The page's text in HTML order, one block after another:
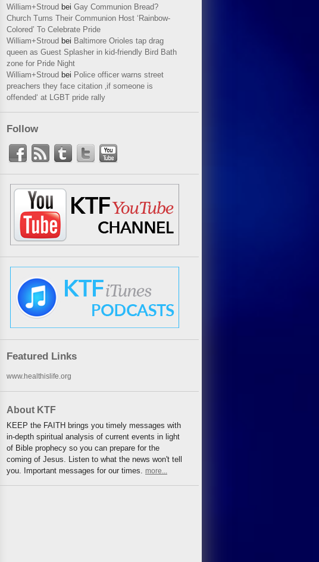
William+Stroud bei Gay Communion Bread?
Church Turns Their Communion Host ‘Rainbow-
Colored’ To Celebrate Pride
William+Stroud bei Baltimore Orioles tap drag
queen as Guest Splasher in kid-friendly Bird Bath
zone for Pride Night
William+Stroud bei Police officer warns street
preachers they face citation ‚if someone is
offended‘ at LGBT pride rally
Follow
Featured Links
www.healthislife.org
About KTF
KEEP the FAITH brings you timely messages with
in-depth spiritual analysis of current events in light
of Bible prophecy so you can prepare for the
coming of Jesus. Listen to what the news won't tell
you. Important messages for our times. more...